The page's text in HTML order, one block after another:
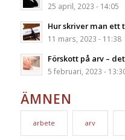
25 april, 2023 - 14:05
Hur skriver man ett
11 mars, 2023 - 11:38
Förskott på arv –
5 februari, 2023 -
ÄMNEN
arbete arv